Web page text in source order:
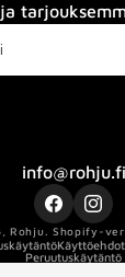
info@rohju.fi
Facebook
Rohju Shopify-
Käyttöehdot
Peruutuskäytäntö